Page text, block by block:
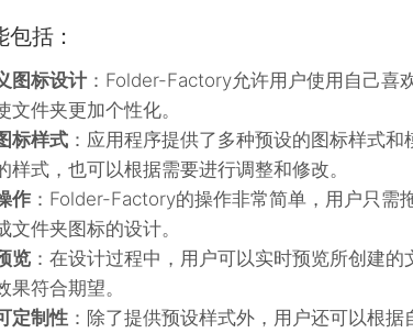
形
括：
图标设计：Folder-Factory允许用户使用自己喜
文件夹更加个性化。
标样式 ：应用程序提供了多种预设的图标样式
样式，也可以根据需要进行调整和修改。
作 ：Folder-Factory的操作非常简单，用户只需
文件夹图标的设计。
览 ：在设计过程中，用户可以实时预览所创建
果符合期望。
定制性 ：除了提供预设样式外，用户还可以根